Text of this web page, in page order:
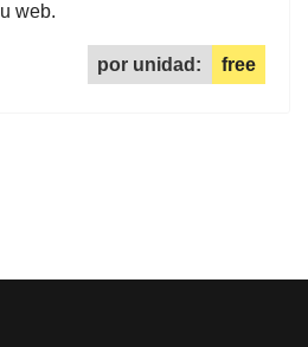
web.
por unidad: free